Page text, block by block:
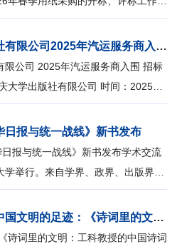
评标程序，中标单位如...
重庆大学出版社有限公司2025年汽运服务商入围招标公告
公司 2025年汽运服务商入围 招标
日报与统一战线》新书发布
报与统一战线》新书发布学术交流
举行。来自学界、政界、出版界的
，围绕该书的学术价...
从诗词里探寻中国文明的足迹：《诗词里的文明：工科教授的中国诗词品读》跨界新书分享会
诗词里的文明：工科教授的中国诗词